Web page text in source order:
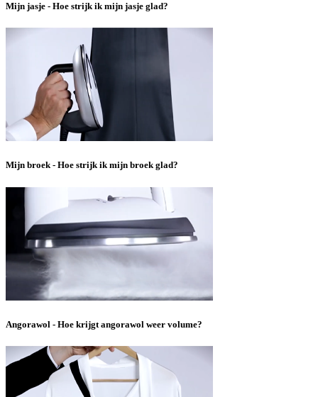
Mijn jasje - Hoe strijk ik mijn jasje glad?
Mijn broek - Hoe strijk ik mijn broek glad?
Angorawol - Hoe krijgt angorawol weer volume?